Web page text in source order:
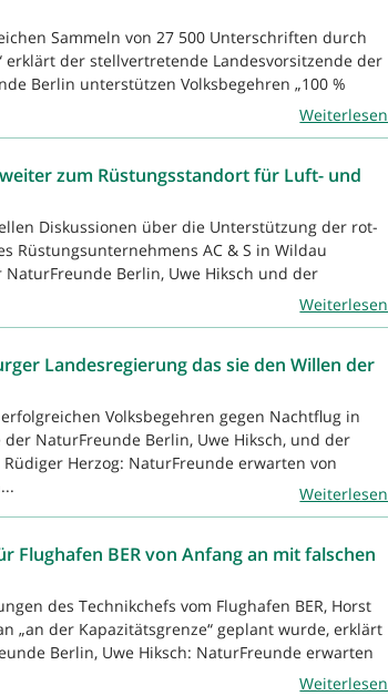
Sammeln von 27 500 Unterschriften durch
erklärt der stellvertretende Landesvorsitzende der
Berlin unterstützen Volksbegehren „100 %
Weiterlesen
zum Rüstungsstandort für Luft- und
Diskussionen über die Unterstützung der rot-
Rüstungsunternehmens AC & S in Wildau
Berlin, Uwe Hiksch und der
Weiterlesen
Landesregierung das sie den Willen der
Volksbegehren gegen Nachtflug in
NaturFreunde Berlin, Uwe Hiksch, und der
Herzog: NaturFreunde erwarten von
Weiterlesen
Flughafen BER von Anfang an mit falschen
des Technikchefs vom Flughafen BER, Horst
„an der Kapazitätsgrenze“ geplant wurde, erklärt
Berlin, Uwe Hiksch: NaturFreunde erwarten
Weiterlesen